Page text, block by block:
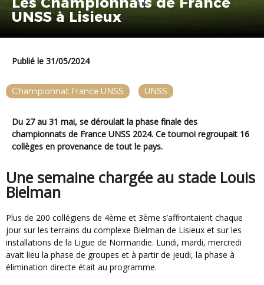
UNSS à Lisieux
Publié le 31/05/2024
Championnat France UNSS UNSS
Du 27 au 31 mai, se déroulait la phase finale des
championnats de France UNSS 2024. Ce tournoi regroupait 16
collèges en provenance de tout le pays.
Une semaine chargée au stade Louis
Bielman
Plus de 200 collégiens de 4ème et 3ème s’affrontaient chaque
jour sur les terrains du complexe Bielman de Lisieux et sur les
installations de la Ligue de Normandie. Lundi, mardi, mercredi
avait lieu la phase de groupes et à partir de jeudi, la phase à
élimination directe était au programme.